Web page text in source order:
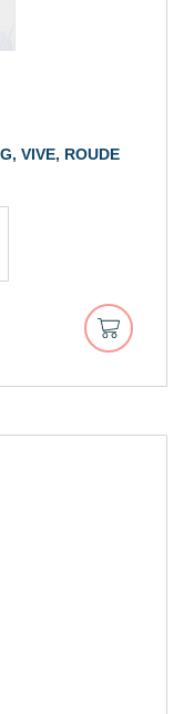
VIVE, ROUDE
Ajouter
au
panier